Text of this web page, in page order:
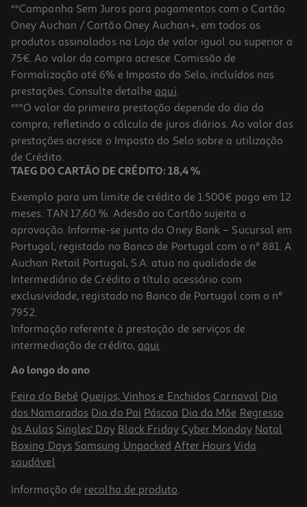
4.9
Sumo Auchan Bio Multifrutos 1l
2.99 €/Lt
2,99 €
Sumo Beet It Beterraba Bio 25 Ml
10.76 €/Lt
2,69 €
**Campanha Sem Juros para pagamentos com o Cartão
Oney Auchan / Cartão Oney Auchan+, em todos os
produtos assinalados na Loja de valor igual ou superior a
75€. Ao valor da compra acresce Comissão de
Formalização até 6% e Imposto do Selo, incluídos nas
prestações. Consulte detalhe aqui.
***O valor da primeira prestação depende do dia da
compra, refletindo o cálculo de juros diários. Ao valor das
prestações acresce o Imposto do Selo sobre a utilização
de Crédito.
TAEG DO CARTÃO DE CRÉDITO: 18,4 %
Exemplo para um limite de crédito de 1.500€ pago em 12
meses. TAN 17,60 %. Adesão ao Cartão sujeita a
aprovação. Informe-se junto do Oney Bank – Sucursal em
Portugal, registado no Banco de Portugal com o nº 881. A
Auchan Retail Portugal, S.A. atua na qualidade de
Intermediário de Crédito a título acessório com
exclusividade, registado no Banco de Portugal com o nº
7952.
Informação referente à prestação de serviços de
intermediação de crédito, aqui.
Ao longo do ano
Feira do Bebé Queijos, Vinhos e Enchidos Carnaval Dia
dos Namorados Dia do Pai Páscoa Dia da Mãe Regresso
às Aulas Singles' Day Black Friday Cyber Monday Natal
Boxing Days Samsung Unpacked After Hours Vida
saudável
Informação de recolha de produto.